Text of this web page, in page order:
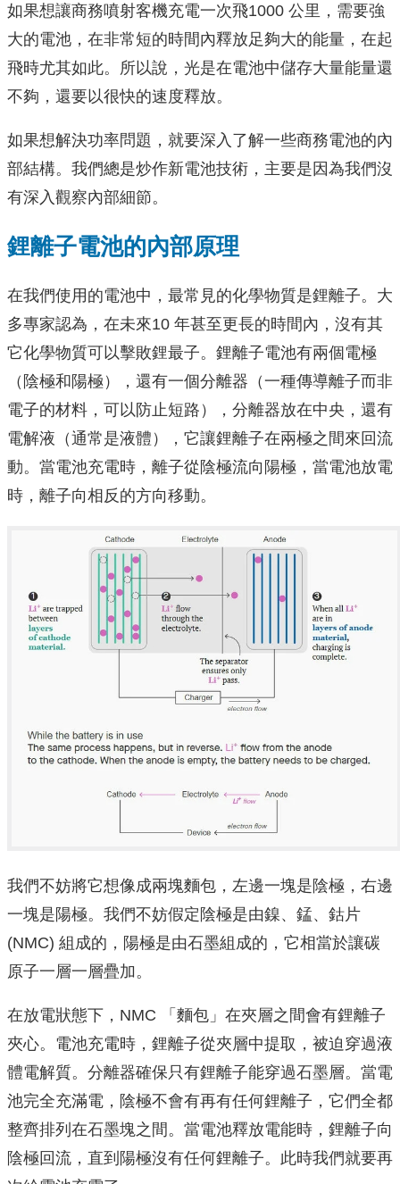
如果想讓商務噴射客機充電一次飛1000 公里，需要強
大的電池，在非常短的時間內釋放足夠大的能量，在起
飛時尤其如此。所以說，光是在電池中儲存大量能量還
不夠，還要以很快的速度釋放。
如果想解決功率問題，就要深入了解一些商務電池的內
部結構。我們總是炒作新電池技術，主要是因為我們沒
有深入觀察內部細節。
鋰離子電池的內部原理
在我們使用的電池中，最常見的化學物質是鋰離子。大
多專家認為，在未來10 年甚至更長的時間內，沒有其
它化學物質可以擊敗鋰最子。鋰離子電池有兩個電極
（陰極和陽極），還有一個分離器（一種傳導離子而非
電子的材料，可以防止短路），分離器放在中央，還有
電解液（通常是液體），它讓鋰離子在兩極之間來回流
動。當電池充電時，離子從陰極流向陽極，當電池放電
時，離子向相反的方向移動。
我們不妨將它想像成兩塊麵包，左邊一塊是陰極，右邊
一塊是陽極。我們不妨假定陰極是由鎳、錳、鈷片
(NMC) 組成的，陽極是由石墨組成的，它相當於讓碳
原子一層一層疊加。
在放電狀態下，NMC 「麵包」在夾層之間會有鋰離子
夾心。電池充電時，鋰離子從夾層中提取，被迫穿過液
體電解質。分離器確保只有鋰離子能穿過石墨層。當電
池完全充滿電，陰極不會有再有任何鋰離子，它們全都
整齊排列在石墨塊之間。當電池釋放電能時，鋰離子向
陰極回流，直到陽極沒有任何鋰離子。此時我們就要再